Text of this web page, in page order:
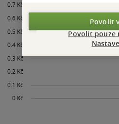
Povolit
Povolit pouze